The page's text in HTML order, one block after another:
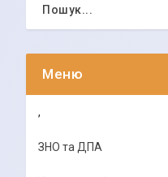
,
ЗНО та ДПА